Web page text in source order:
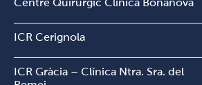
Centre Quirúrgic Clínica Bonanova
ICR Cerignola
ICR Gràcia – Clínica Ntra. Sra. del